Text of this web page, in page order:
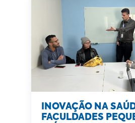
INOVAÇÃO NA
FACULDADES